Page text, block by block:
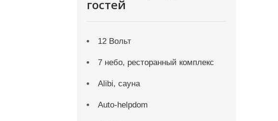
гостей
12 Вольт
7 небо, ресторанный комплекс
Alibi, сауна
Auto-helpdom